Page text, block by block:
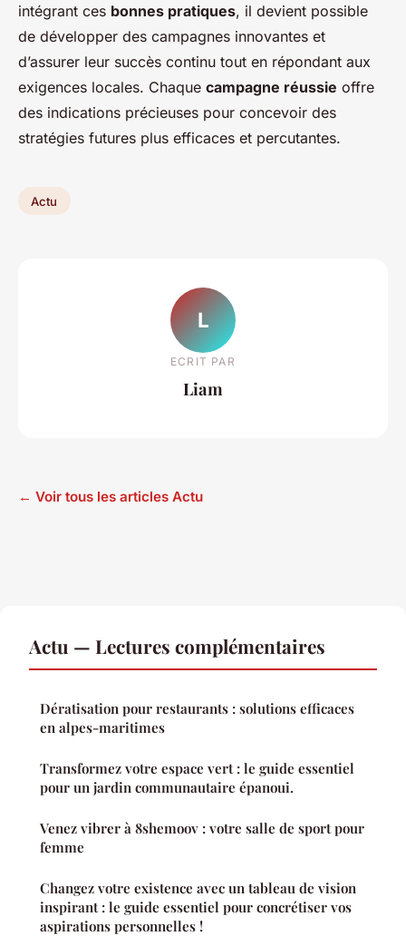
intégrant ces bonnes pratiques, il devient possible
de développer des campagnes innovantes et
d’assurer leur succès continu tout en répondant aux
exigences locales. Chaque campagne réussie offre
des indications précieuses pour concevoir des
stratégies futures plus efficaces et percutantes.
Actu
L
ECRIT PAR
Liam
← Voir tous les articles Actu
Actu — Lectures complémentaires
Dératisation pour restaurants : solutions efficaces
en alpes-maritimes
Transformez votre espace vert : le guide essentiel
pour un jardin communautaire épanoui.
Venez vibrer à 8shemoov : votre salle de sport pour
femme
Changez votre existence avec un tableau de vision
inspirant : le guide essentiel pour concrétiser vos
aspirations personnelles !